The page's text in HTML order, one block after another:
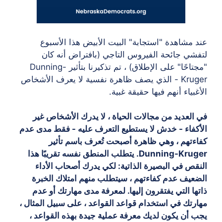
عند مشاهدة "استجابة" البيت الأبيض هذا الأسبوع
لتفشي جائحة الفيروس التاجي (بافتراض أنه كان
"مجتاحًا" على الإطلاق) ، تم تذكيرنا بتأثير Dunning-
Kruger - الذي يصف ظاهرة نفسية لا يعرف الأشخاص
الأغبياء أنهم فيها حقيقة غبية.
في العديد من مجالات الحياة ، لا يدرك الأشخاص غير
الأكفاء - خدش لا يستطيع التعرف عليه - فقط مدى عدم
كفاءتهم ، وهي ظاهرة أصبحت تُعرف باسم تأثير
Dunning-Kruger. يتطلب المنطق نفسه تقريبًا هذا
النقص في البصيرة الذاتية: لكي يدرك أصحاب الأداء
الضعيف عدم كفاءتهم ، سيتطلب منهم امتلاك الخبرة
ذاتها التي يفتقرون إليها. لمعرفة مدى مهارتك أو عدم
مهارتك في استخدام قواعد القواعد ، على سبيل المثال ،
يجب أن يكون لديك معرفة عملية جيدة بهذه القواعد ،